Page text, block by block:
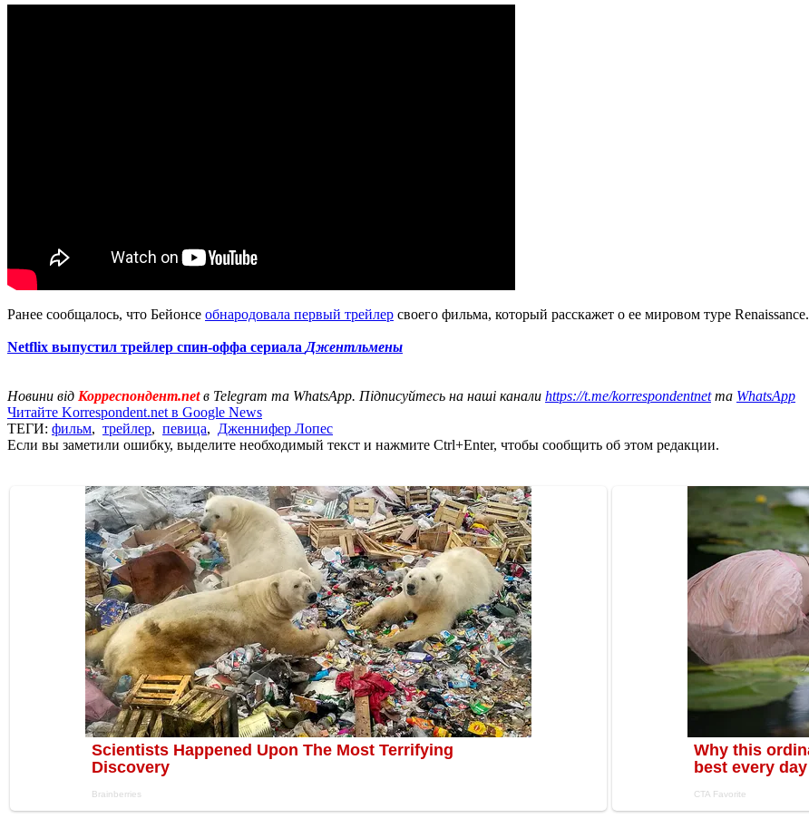
Ранее сообщалось, что Бейонсе обнародовала первый трейлер своего фильма, который расскажет о ее мировом туре Renaissance.
Netflix выпустил трейлер спин-оффа сериала Джентльмены
Новини від Корреспондент.netв Telegram та WhatsApp. Підписуйтесь на наші канали https://t.me/korrespondentnetта WhatsApp
Читайте Korrespondent.net в Google News
ТЕГИ: фильм, трейлер, певица, Дженнифер Лопес
Если вы заметили ошибку, выделите необходимый текст и нажмите Ctrl+Enter, чтобы сообщить об этом редакции.